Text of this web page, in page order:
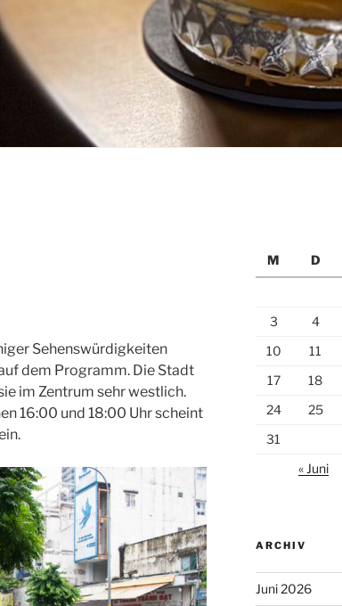
Sehenswürdigkeiten
dem Programm. Die Stadt
im Zentrum sehr westlich.
16:00 und 18:00 Uhr scheint
M D
3
4
10
11
17
18
24
25
31
« Juni
ARCHIV
Juni 2026